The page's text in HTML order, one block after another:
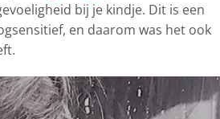
bij je kindje. Dit is een
en daarom was het ook